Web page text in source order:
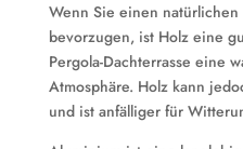
Wenn Sie einen
bevorzugen, ist Holz eine
Pergola-Dachterrasse eine
Atmosphäre. Holz kann
und ist anfälliger für